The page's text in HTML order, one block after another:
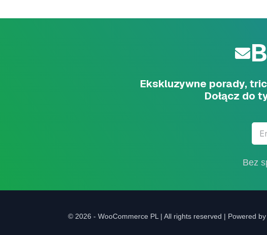
Ekskluzywne porady,
Dołącz do
Bez
© 2026 - WooCommerce PL | All rights reserved | Powered by